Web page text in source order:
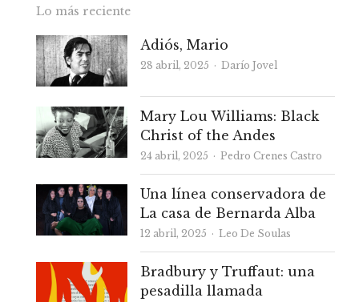
Lo más reciente
Adiós, Mario
28 abril, 2025 Autor
Darío Jovel
Mary Lou Williams: Black
Christ of the Andes
24 abril, 2025 Autor
Pedro Crenes Castro
Una línea conservadora de
La casa de Bernarda Alba
12 abril, 2025 Autor
Leo De Soulas
Bradbury y Truffaut: una
pesadilla llamada